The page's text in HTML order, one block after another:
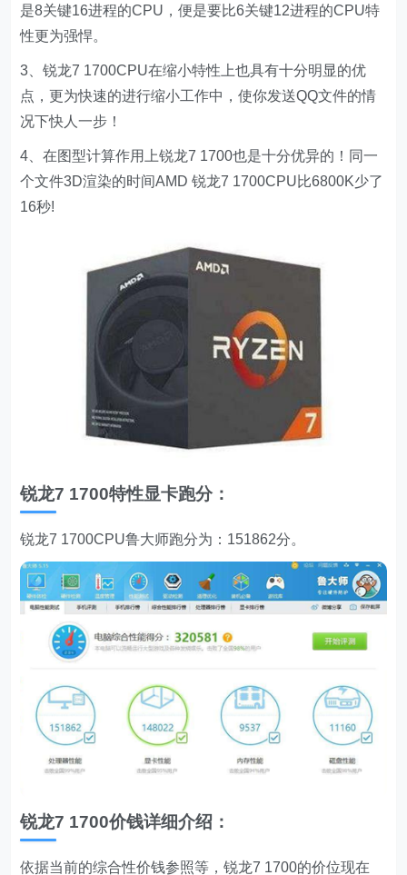
是8关键16进程的CPU，便是要比6关键12进程的CPU特
性更为强悍。
3、锐龙7 1700CPU在缩小特性上也具有十分明显的优
点，更为快速的进行缩小工作中，使你发送QQ文件的情
况下快人一步！
4、在图型计算作用上锐龙7 1700也是十分优异的！同一
个文件3D渲染的时间AMD 锐龙7 1700CPU比6800K少了
16秒!
锐龙7 1700特性显卡跑分：
锐龙7 1700CPU鲁大师跑分为：151862分。
锐龙7 1700价钱详细介绍：
依据当前的综合性价钱参照等，锐龙7 1700的价位现在